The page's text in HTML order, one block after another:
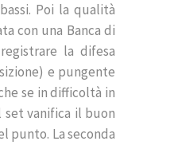
Poi la qualità
con una Banca di
la difesa
e pungente
se in difficoltà in
vanifica il buon
punto. La seconda